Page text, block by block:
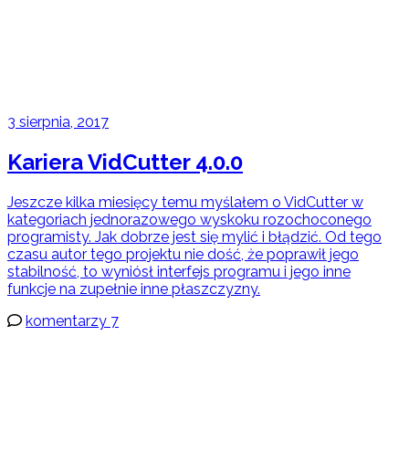
3 sierpnia, 2017
Kariera VidCutter 4.0.0
Jeszcze kilka miesięcy temu myślałem o VidCutter w
kategoriach jednorazowego wyskoku rozochoconego
programisty. Jak dobrze jest się mylić i błądzić. Od tego
czasu autor tego projektu nie dość, że poprawił jego
stabilność, to wyniósł interfejs programu i jego inne
funkcje na zupełnie inne płaszczyzny.
komentarzy 7